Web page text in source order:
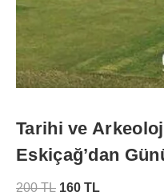
Tarihi ve
Eskiçağ’dan
200TL 160 TL